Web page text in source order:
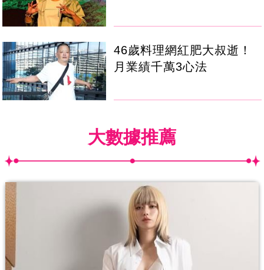
46歲料理網紅肥大叔逝！
月業績千萬3心法
大數據推薦